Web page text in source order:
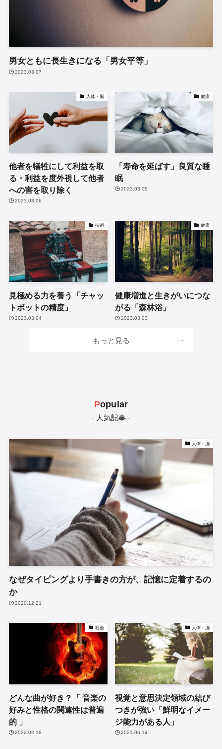
男女ともに長生きになる「男女平等」
2023.03.07
人体・脳
他者を犠牲にして利益を取
る・利益を度外視して他者
への害を取り除く
2023.03.06
健康
「寿命を延ばす」良質な睡
眠
2023.03.05
技術
見極める力を養う「チャッ
トボットの精度」
2023.03.04
健康
健康増進と生きがいにつな
がる「森林浴」
2023.03.03
もっと見る
Popular
- 人気記事 -
人体・脳
なぜタイピングより手書きの方が、記憶に定着するの
か
2020.12.21
社会
どんな曲が好き？「 音楽の
好みと性格の関連性は普遍
的 」
2022.02.18
人体・脳
視覚と意思決定領域の結び
つきが強い「鮮明なイメー
ジ能力がある人」
2021.06.14